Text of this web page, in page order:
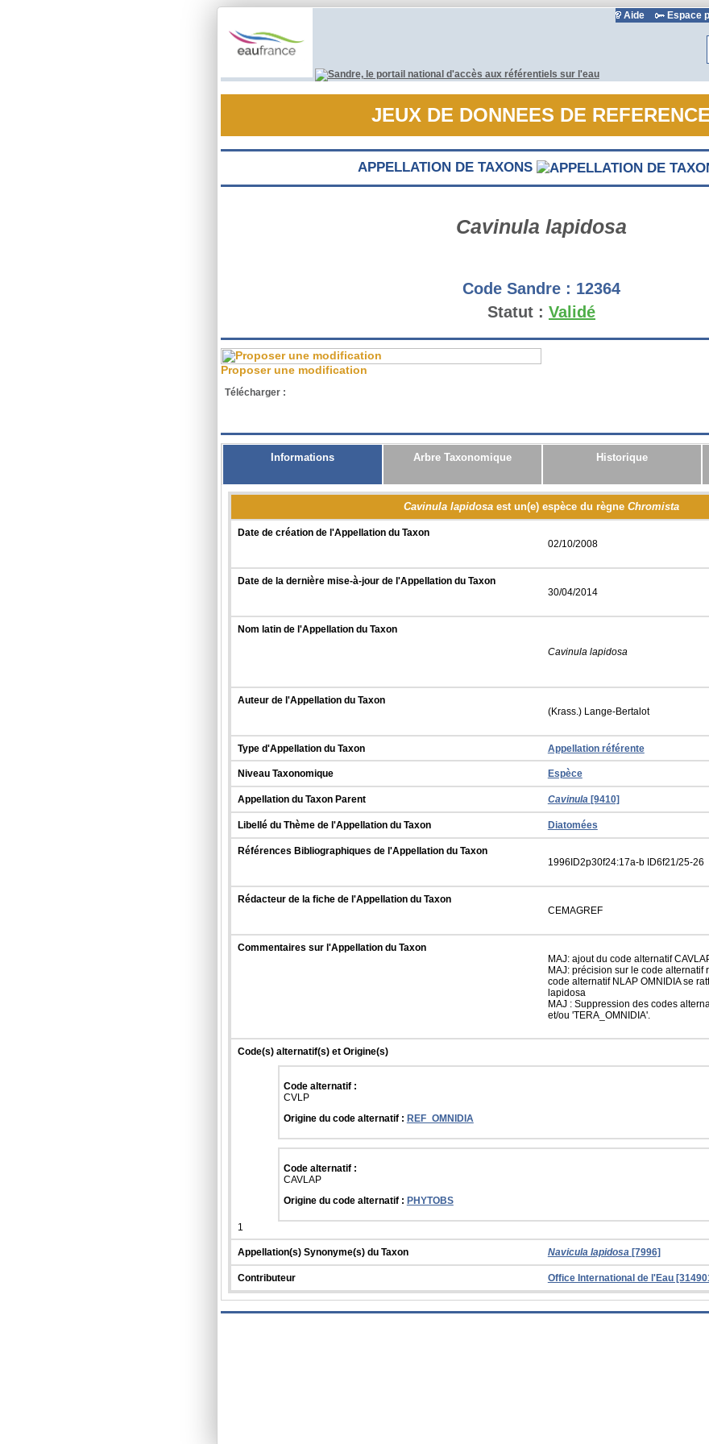
Aide Espace
JEUX DE DONNEES DE REFERENCE
APPELLATION DE TAXONS
Cavinula lapidosa
Code Sandre : 12364
Statut : Validé
Proposer une modification
Télécharger :
Informations Arbre Taxonomique Historique
Cavinula lapidosa est un(e) espèce du règne Chromista
Date de création de l'Appellation du Taxon
02/10/2008
Date de la dernière mise-à-jour de l'Appellation du Taxon
30/04/2014
Nom latin de l'Appellation du Taxon
Cavinula lapidosa
Auteur de l'Appellation du Taxon
(Krass.) Lange-Bertalot
Type d'Appellation du Taxon Appellation référente
Niveau Taxonomique Espèce
Appellation du Taxon Parent Cavinula [9410]
Libellé du Thème de l'Appellation du Taxon Diatomées
Références Bibliographiques de l'Appellation du Taxon
1996ID2p30f24:17a-b ID6f21/25-26
Rédacteur de la fiche de l'Appellation du Taxon
CEMAGREF
Commentaires sur l'Appellation du Taxon
MAJ: ajout du code alternatif
MAJ: précision sur le code alternatif
code alternatif NLAP OMNIDIA se
lapidosa
MAJ : Suppression des codes
et/ou 'TERA_OMNIDIA'.
Code(s) alternatif(s) et Origine(s)
Code alternatif :
CVLP
Origine du code alternatif : REF_OMNIDIA
Code alternatif :
CAVLAP
Origine du code alternatif : PHYTOBS
1
Appellation(s) Synonyme(s) du Taxon Navicula lapidosa [7996]
Contributeur Office International de l'Eau